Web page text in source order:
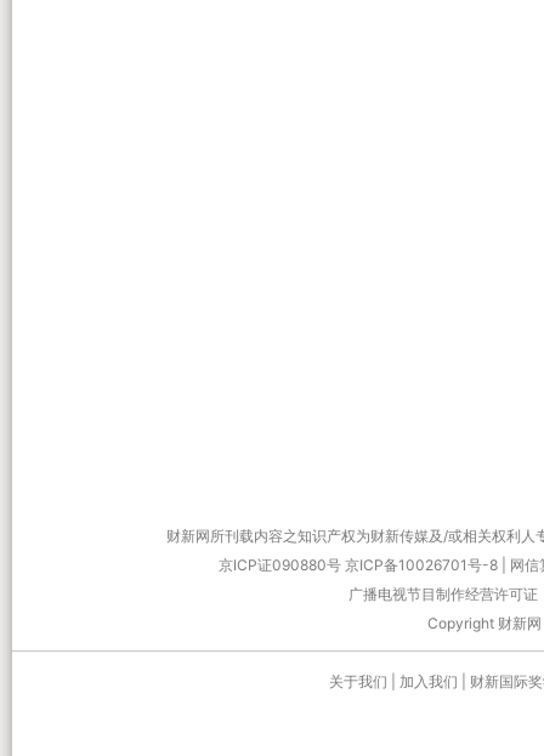
财新网所刊载内容之知识产权为财新传媒及/或相关权利
京ICP证090880号 京ICP备10026701号-8
网
广播电视节目制作经营许可
Copyright 财新
关于我们 加入我们 财新国际